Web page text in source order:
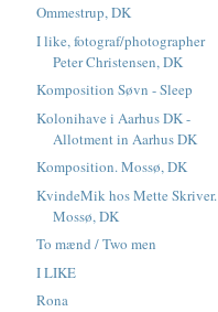
Ommestrup, DK
I like, fotograf/photographer
Peter Christensen, DK
Komposition Søvn - Sleep
Kolonihave i Aarhus DK -
Allotment in Aarhus DK
Komposition. Mossø, DK
KvindeMik hos Mette Skriver.
Mossø, DK
To mænd / Two men
I LIKE
Rona